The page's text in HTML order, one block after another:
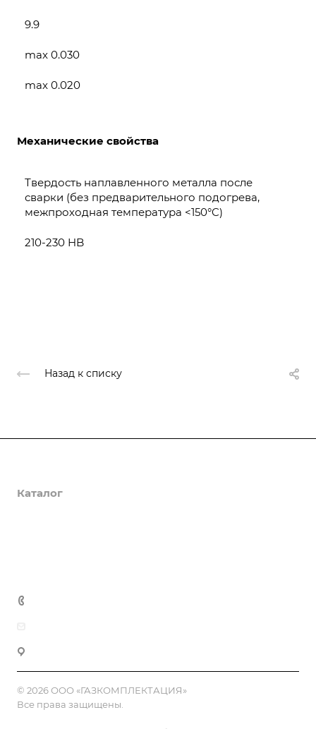
9.9
max 0.030
max 0.020
Механические свойства
Твердость наплавленного металла после
сварки (без предварительного подогрева,
межпроходная температура <150°C)
210-230 HB
Назад к списку
Каталог
© 2026 ООО «ГАЗКОМПЛЕКТАЦИЯ»
Все права защищены.